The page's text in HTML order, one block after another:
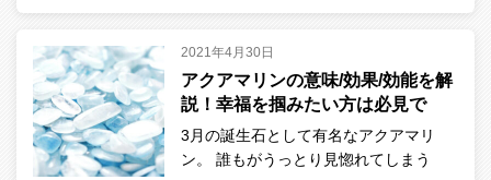
2021年4月30日
‌ア‌ク‌ア‌マ‌リ‌ン‌の‌意‌味‌/‌効‌果‌/‌効‌能‌を‌解‌
説！‌幸‌福‌を‌掴‌み‌た‌い‌方‌は‌必‌見‌で‌
す！‌
3月の誕生石として有名なアクアマリ
ン。 誰もがうっとり見惚れてしまう